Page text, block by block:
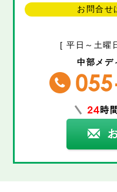
お問合せ
[ 平日～土曜
中部メデ